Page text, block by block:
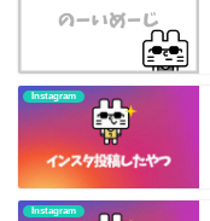
Instagram
Instagram